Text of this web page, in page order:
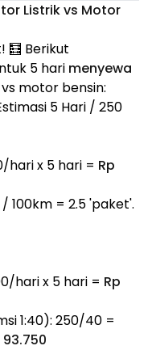
Listrik vs Motor
🧮 Berikut
5 hari menyewa
vs motor bensin:
5 Hari / 250
hari x 5 hari = Rp
100km = 2.5 'paket'.
hari x 5 hari = Rp
1:40): 250/40 =
93.750